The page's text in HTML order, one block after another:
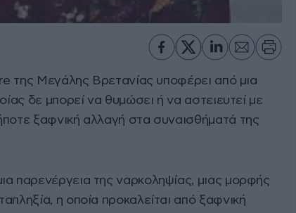
της Μεγάλης Βρετανίας υποφέρει από μια
δε μπορεί να θυμώσει ή να αστειευτεί με
ξαφνική αλλαγή στα συναισθήματά της
παρενέργεια της ναρκοληψίας, μιας μορφής
η οποία προκαλείται από ξαφνική